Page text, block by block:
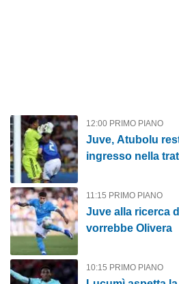
12:00 PRIMO PIANO
Juve, Atubolu
ingresso nella
11:15 PRIMO PIANO
Juve alla ricerca
vorrebbe Olivera
10:15 PRIMO PIANO